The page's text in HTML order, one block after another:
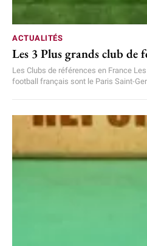
ACTUALITÉS
Les 3 Plus grands club de
Les Clubs de références en France
football français sont le Paris Saint-